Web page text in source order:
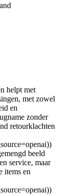
helpt met
met zowel
en
zonder
retourklachten
beeld
service, maar
items en